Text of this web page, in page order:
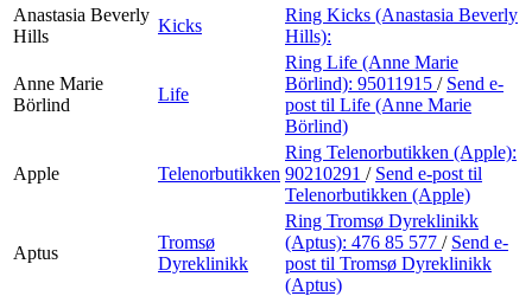
Anastasia Beverly
Hills
Kicks
Ring Kicks (Anastasia Beverly
Hills):
Anne Marie
Börlind
Life
Ring Life (Anne Marie
Börlind): 95011915 / Send e-
post til Life (Anne Marie
Börlind)
Apple Telenorbutikken
Ring Telenorbutikken (Apple):
90210291 / Send e-post til
Telenorbutikken (Apple)
Aptus
Tromsø
Dyreklinikk
Ring Tromsø Dyreklinikk
(Aptus): 476 85 577 / Send e-
post til Tromsø Dyreklinikk
(Aptus)